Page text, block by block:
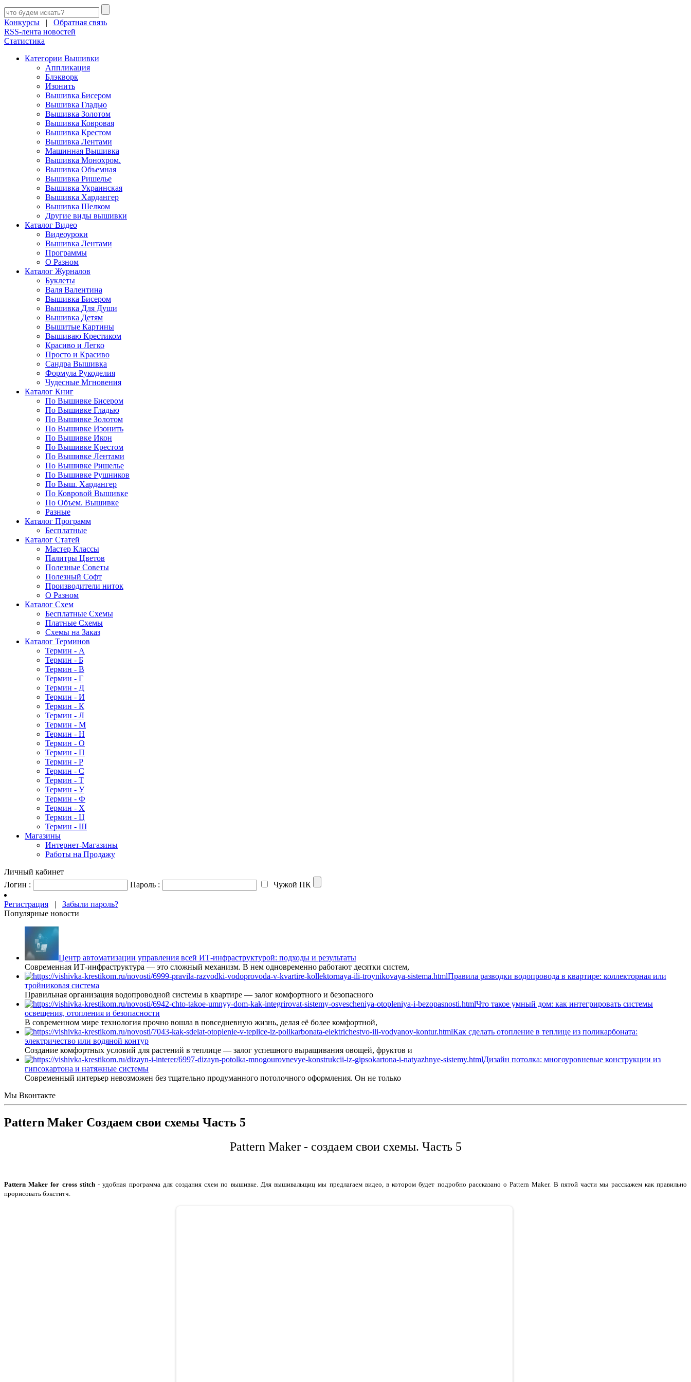
Конкурсы | Обратная связь
RSS-лента новостей
Статистика
Категории Вышивки
Аппликация
Блэкворк
Изонить
Вышивка Бисером
Вышивка Гладью
Вышивка Золотом
Вышивка Ковровая
Вышивка Крестом
Вышивка Лентами
Машинная Вышивка
Вышивка Монохром.
Вышивка Объемная
Вышивка Ришелье
Вышивка Украинская
Вышивка Хардангер
Вышивка Шелком
Другие виды вышивки
Каталог Видео
Видеоуроки
Вышивка Лентами
Программы
О Разном
Каталог Журналов
Буклеты
Валя Валентина
Вышивка Бисером
Вышивка Для Души
Вышивка Детям
Вышитые Картины
Вышиваю Крестиком
Красиво и Легко
Просто и Красиво
Сандра Вышивка
Формула Рукоделия
Чудесные Мгновения
Каталог Книг
По Вышивке Бисером
По Вышивке Гладью
По Вышивке Золотом
По Вышивке Изонить
По Вышивке Икон
По Вышивке Крестом
По Вышивке Лентами
По Вышивке Ришелье
По Вышивке Рушников
По Выш. Хардангер
По Ковровой Вышивке
По Объем. Вышивке
Разные
Каталог Программ
Бесплатные
Каталог Статей
Мастер Классы
Палитры Цветов
Полезные Советы
Полезный Софт
Производители ниток
О Разном
Каталог Схем
Бесплатные Схемы
Платные Схемы
Схемы на Заказ
Каталог Терминов
Термин - А
Термин - Б
Термин - В
Термин - Г
Термин - Д
Термин - И
Термин - К
Термин - Л
Термин - М
Термин - Н
Термин - О
Термин - П
Термин - Р
Термин - С
Термин - Т
Термин - У
Термин - Ф
Термин - Х
Термин - Ц
Термин - Ш
Магазины
Интернет-Магазины
Работы на Продажу
Личный кабинет
Логин :
Пароль : Чужой ПК
Регистрация | Забыли пароль?
Популярные новости
Центр автоматизации управления всей ИТ-инфраструктурой: подходы и результаты
Современная ИТ-инфраструктура — это сложный механизм. В нем одновременно работают десятки систем,
Правила разводки водопровода в квартире: коллекторная или
тройниковая система
Правильная организация водопроводной системы в квартире — залог комфортного и безопасного
Что такое умный дом: как интегрировать системы
освещения, отопления и безопасности
В современном мире технология прочно вошла в повседневную жизнь, делая её более комфортной,
Как сделать отопление в теплице из поликарбоната:
электричество или водяной контур
Создание комфортных условий для растений в теплице — залог успешного выращивания овощей, фруктов и
Дизайн потолка: многоуровневые конструкции из
гипсокартона и натяжные системы
Современный интерьер невозможен без тщательно продуманного потолочного оформления. Он не только
Мы Вконтакте
Pattern Maker Создаем свои схемы Часть 5
Pattern Maker - создаем свои схемы. Часть 5
Pattern Maker for cross stitch- удобная программа для создания схем по вышивке. Для вышивальщиц мы предлагаем видео, в котором будет подробно рассказано о Pattern Maker. В пятой части мы расскажем как правильно
прорисовать бэкститч.